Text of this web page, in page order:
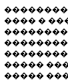
���� �
�����
�����